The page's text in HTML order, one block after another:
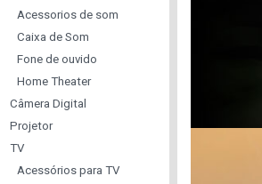
Acessorios de som
Caixa de Som
Fone de ouvido
Home Theater
Câmera Digital
Projetor
TV
Acessórios para TV